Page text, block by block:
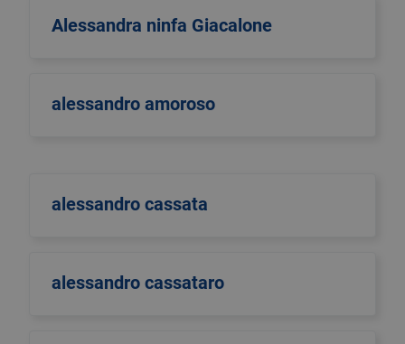
Alessandra ninfa Giacalone
alessandro amoroso
alessandro cassata
alessandro cassataro